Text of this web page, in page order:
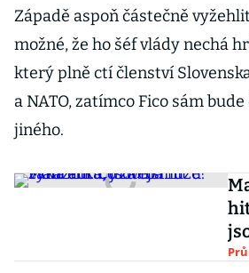
Západě aspoň částečně
možné, že ho šéf vlády nechá
který plně ctí členství
a NATO, zatímco Fico sám
jiného.